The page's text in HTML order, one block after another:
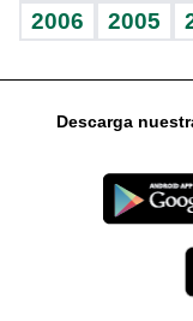
Sin complejos
En pocas palabras
Escuchando al
Economía Personal
Consulta Libre
2006
2005
Descarga